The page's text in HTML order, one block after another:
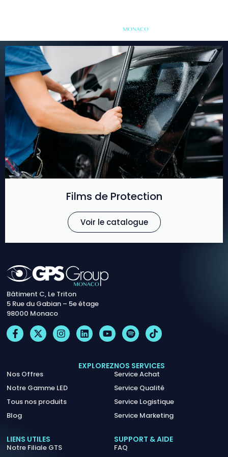
Films de Protection
Voir le catalogue
Bâtiment C, Le Triton
5 Rue du Gabian – 5e étage
98000 Monaco
EXPLOREZ
Nos Offres
Notre Gamme LED
Tous nos produits
Blog
NOS SERVICES
Service Achat
Service Qualité
Service Logistique
Service Marketing
LIENS UTILES
Notre Filiale GTS
SUPPORT & AIDE
FAQ